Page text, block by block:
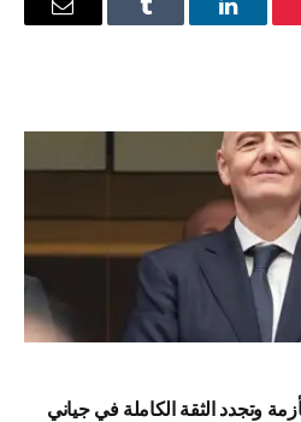
لينكدإن Tumblr
البريد
وتجدد الثقة الكاملة في جياني